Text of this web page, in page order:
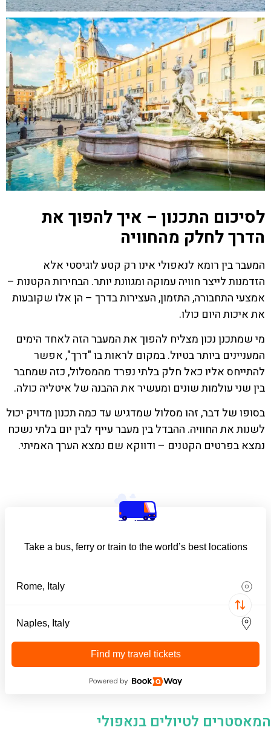
לסיכום התכנון – איך להפוך את
הדרך לחלק מהחוויה
המעבר בין רומא לנאפולי אינו רק קטע לוגיסטי אלא
הזדמנות לייצר חוויה עמוקה ומגוונת יותר. הבחירות הקטנות –
אמצעי התחבורה, התזמון, העצירות בדרך – הן אלו שקובעות
את איכות היום כולו.
מי שמתכנן נכון מצליח להפוך את המעבר הזה לאחד הימים
המעניינים ביותר בטיול. במקום לראות בו "דרך", אפשר
להתייחס אליו כאל חלק בלתי נפרד מהמסלול, כזה שמחבר
בין שני עולמות שונים ומעשיר את ההבנה של איטליה כולה.
בסופו של דבר, זהו מסלול שמדגיש עד כמה תכנון מדויק יכול
לשנות את החוויה. ההבדל בין מעבר עייף לבין יום בלתי נשכח
נמצא בפרטים הקטנים – ודווקא שם נמצא הערך האמיתי.
Take a bus, ferry or train to the world’s best locations
Find my travel tickets
המאסטרים לטיולים בנאפולי